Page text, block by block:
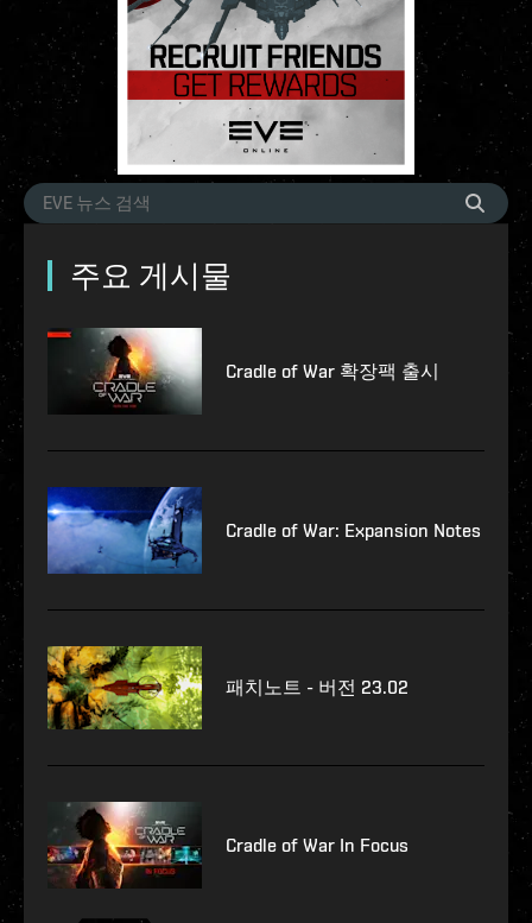
주요 게시물
Cradle of War 확장팩 출시
Cradle of War: Expansion Notes
패치노트 - 버전 23.02
Cradle of War In Focus